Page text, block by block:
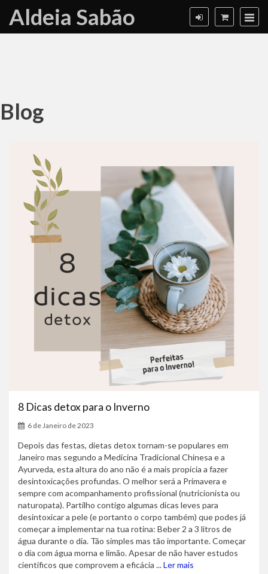
Aldeia Sabão
Blog
8 Dicas detox para o Inverno
6 de Janeiro de 2023
Depois das festas, dietas detox tornam-se populares em
Janeiro mas segundo a Medicina Tradicional Chinesa e a
Ayurveda, esta altura do ano não é a mais propícia a fazer
desintoxicações profundas. O melhor será a Primavera e
sempre com acompanhamento profissional (nutricionista ou
naturopata). Partilho contigo algumas dicas leves para
desintoxicar a pele (e portanto o corpo também) que podes já
começar a implementar na tua rotina: Beber 2 a 3 litros de
água durante o dia. Tão simples mas tão importante. Começar
o dia com água morna e limão. Apesar de não haver estudos
científicos que comprovem a eficácia ...Ler mais